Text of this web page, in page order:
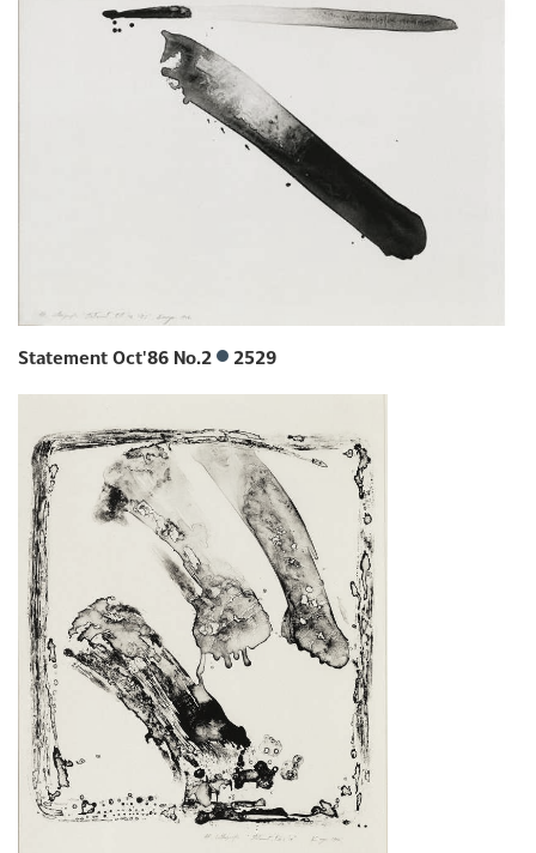
Statement Oct'86 No.2 2529